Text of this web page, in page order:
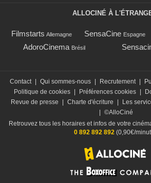
ALLOCINÉ À
Filmstarts Allemagne SensaCine Espagne
AdoroCinema Brésil
Contact Qui sommes-nous Recrutement
Politique de cookies
Préférences cookies
Revue de presse
Charte d'écriture Les
©AlloCiné
Retrouvez tous les horaires et infos de votre
0 892 892 892(0,90€/